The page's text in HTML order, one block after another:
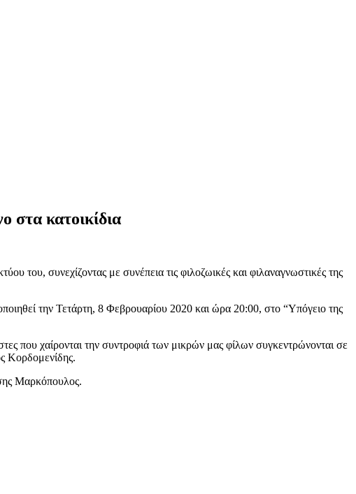
στα κατοικίδια
συνεχίζοντας με συνέπεια τις φιλοζωικές και φιλαναγνωστικές της
την Τετάρτη, 8 Φεβρουαρίου 2020 και ώρα 20:00, στο “Υπόγειο της
που χαίρονται την συντροφιά των μικρών μας φίλων συγκεντρώνονται σε
Κορδομενίδης.
Μαρκόπουλος.